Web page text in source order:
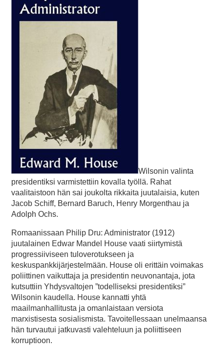
Wilsonin valinta
presidentiksi varmistettiin kovalla työllä. Rahat
vaalitaistoon hän sai joukolta rikkaita juutalaisia, kuten
Jacob Schiff, Bernard Baruch, Henry Morgenthau ja
Adolph Ochs.
Romaanissaan Philip Dru: Administrator (1912)
juutalainen Edwar Mandel House vaati siirtymistä
progressiiviseen tuloverotukseen ja
keskuspankkijärjestelmään. House oli erittäin voimakas
poliittinen vaikuttaja ja presidentin neuvonantaja, jota
kutsuttiin Yhdysvaltojen ”todelliseksi presidentiksi”
Wilsonin kaudella. House kannatti yhtä
maailmanhallitusta ja omanlaistaan versiota
marxistisesta sosialismista. Tavoitellessaan unelmaansa
hän turvautui jatkuvasti valehteluun ja poliittiseen
korruptioon.